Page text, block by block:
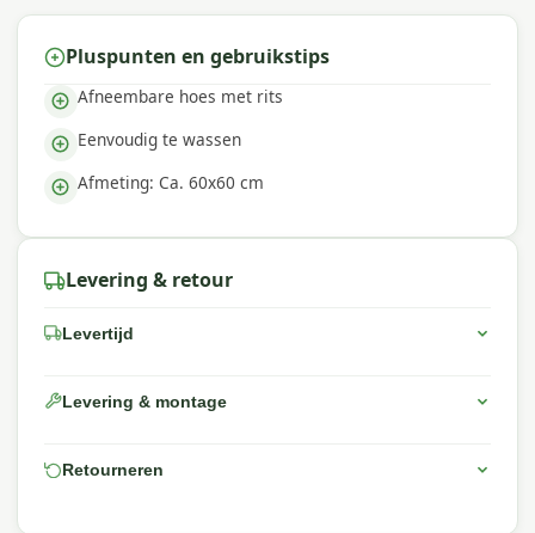
Pluspunten en gebruikstips
Afneembare hoes met rits
Eenvoudig te wassen
Afmeting: Ca. 60x60 cm
Levering & retour
Levertijd
Levering & montage
Retourneren